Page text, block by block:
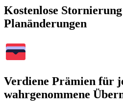
Kostenlose
Planänderungen
Verdiene Prämien für
wahrgenommene